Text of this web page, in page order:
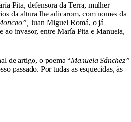
Pita, defensora da Terra, mulher
da altura lhe adicarom, com nomes da
Juan Miguel Romá, o já
ao invasor, entre María Pita e Manuela,
de artigo, o poema “Manuela Sánchez”
passado. Por tudas as esquecidas, às